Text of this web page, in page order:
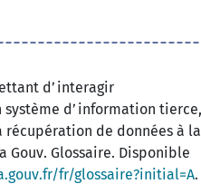
d’interagir
d’information
de données à la
Gouv. Glossaire. Disponible
fr/glossaire?initial=A.